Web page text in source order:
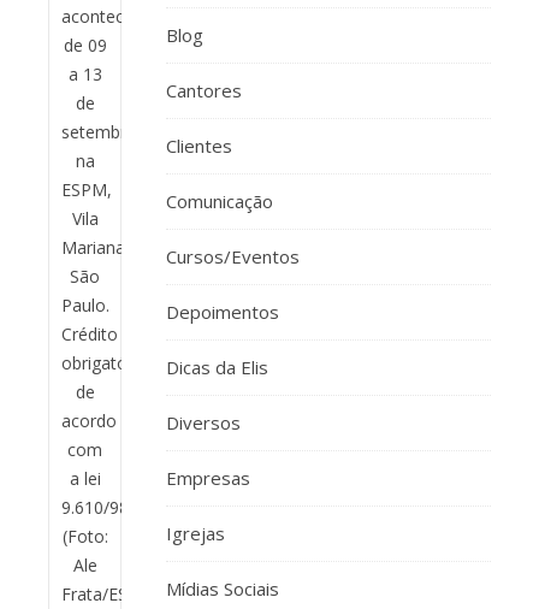
acontece
de 09
a 13
de
setembro
na
ESPM,
Vila
Mariana,
São
Paulo.
Crédito
obrigatório
de
acordo
com
a lei
9.610/98.
(Foto:
Ale
Frata/ESPM)
Blog
Cantores
Clientes
Comunicação
Cursos/Eventos
Depoimentos
Dicas da Elis
Diversos
Empresas
Igrejas
Mídias Sociais